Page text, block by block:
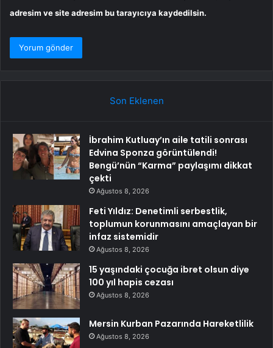
adresim ve site adresim bu tarayıcıya kaydedilsin.
Son Eklenen
İbrahim Kutluay’ın aile tatili sonrası
Edvina Sponza görüntülendi!
Bengü’nün “Karma” paylaşımı dikkat
çekti
Ağustos 8, 2026
Feti Yıldız: Denetimli serbestlik,
toplumun korunmasını amaçlayan bir
infaz sistemidir
Ağustos 8, 2026
15 yaşındaki çocuğa ibret olsun diye
100 yıl hapis cezası
Ağustos 8, 2026
Mersin Kurban Pazarında Hareketlilik
Ağustos 8, 2026